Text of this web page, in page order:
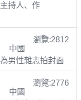
持人、作
瀏覽:2812
中國
男性雜志拍封面
瀏覽:2776
中國